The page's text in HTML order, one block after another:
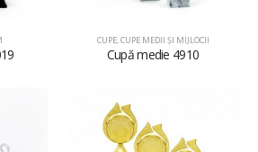
CUPE,CUPE MEDII ŞI MIJLOCII
Cupă medie 4910